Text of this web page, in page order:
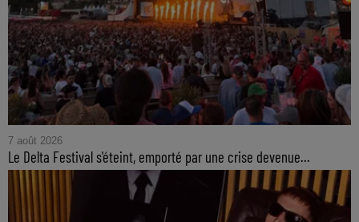
7 août 2026
Le Delta Festival s'éteint, emporté par une crise devenue...